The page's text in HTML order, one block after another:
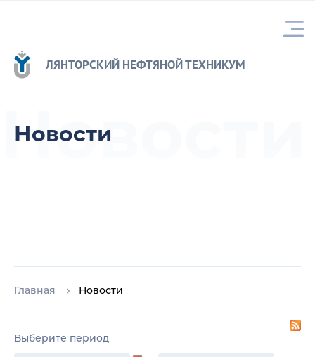
ЛЯНТОРСКИЙ НЕФТЯНОЙ ТЕХНИКУМ
Новости
Главная Новости
Новости
Выберите период